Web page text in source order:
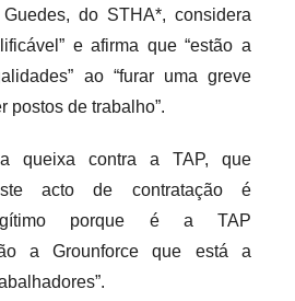
do STHA*, considera
e afirma que “estão a
ao “furar uma greve
postos de trabalho”.
queixa contra a TAP, que
acto de contratação é
legítimo porque é a TAP
a Grounforce que está a